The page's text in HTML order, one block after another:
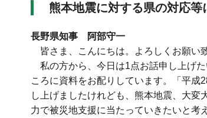
熊本地震に対する県の対応等
長野県知事 阿部守一
皆さま、こんにちは。よろしくお願い
私の方から、今日は1点お話申し上げ
ころに資料をお配りしています。「平成
し上げましたけれども、熊本地震、大
力で被災地支援に当たっていきたいと考